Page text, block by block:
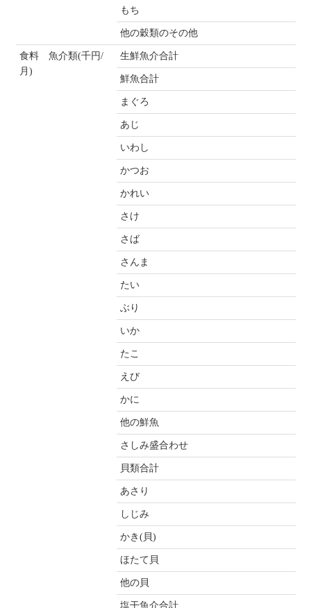
もち
他の穀類のその他
食料 魚介類(千円/
月)
生鮮魚介合計
鮮魚合計
まぐろ
あじ
いわし
かつお
かれい
さけ
さば
さんま
たい
ぶり
いか
たこ
えび
かに
他の鮮魚
さしみ盛合わせ
貝類合計
あさり
しじみ
かき(貝)
ほたて貝
他の貝
塩干魚介合計